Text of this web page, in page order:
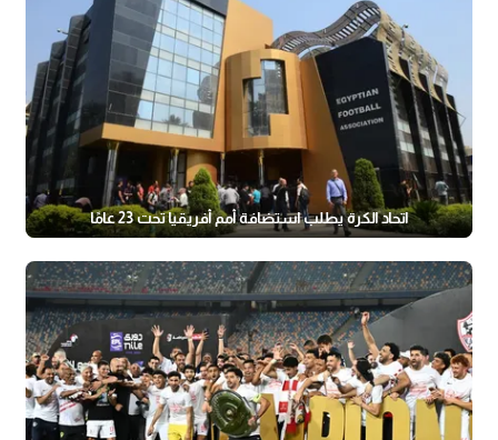
اتحاد الكرة يطلب استضافة أمم أفريقيا تحت 23 عامًا